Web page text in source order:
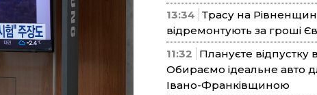
13:34 Трасу на
відремонтують за гроші
11:32
Плануєте відпустку
Обираємо ідеальне авто
Івано-Франківщиною